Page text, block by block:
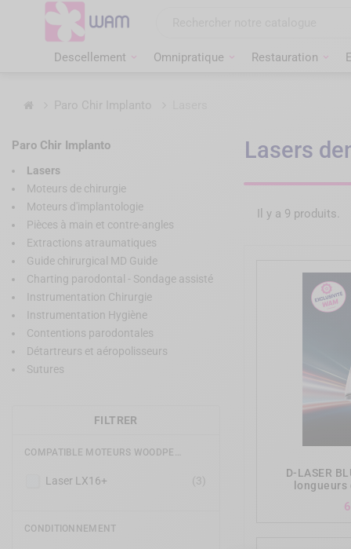
Descellement Omnipratique Restauration
AccueilParo Chir Implanto
Paro Chir Implanto
Lasers
Moteurs de chirurgie
Moteurs d'implantologie
Pièces à main et contre-angles
Extractions atraumatiques
Guide chirurgical MD Guide
Charting parodontal - Sondage assisté
Instrumentation Chirurgie
Instrumentation Hygiène
Contentions parodontales
Détartreurs et aéropolisseurs
Sutures
FILTRER
COMPATIBLE MOTEURS WOODPECKER® DTE®
Laser LX16+ (3)
CONDITIONNEMENT
Lasers
Il y a 9 produits.
D-LASER